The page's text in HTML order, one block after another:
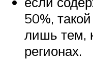
50%,
лишь тем,
регионах.